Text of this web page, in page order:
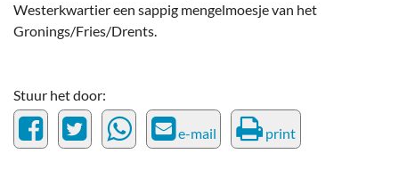
Westerkwartier een sappig mengelmoesje van het
Gronings/Fries/Drents.
Stuur het door:
e-mail print